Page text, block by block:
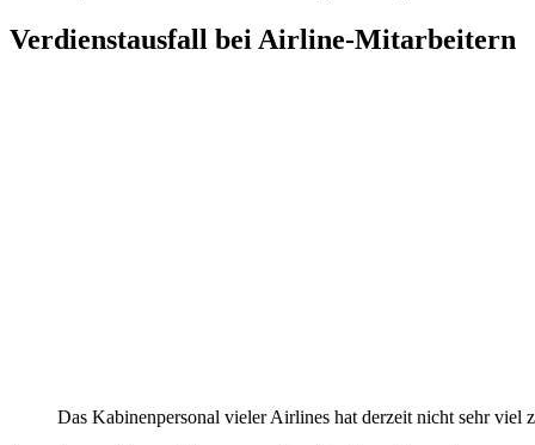
Verdienstausfall bei Airline-Mitarbeitern
Das Kabinenpersonal vieler Airlines hat derzeit nicht sehr viel